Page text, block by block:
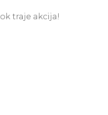
traje akcija!